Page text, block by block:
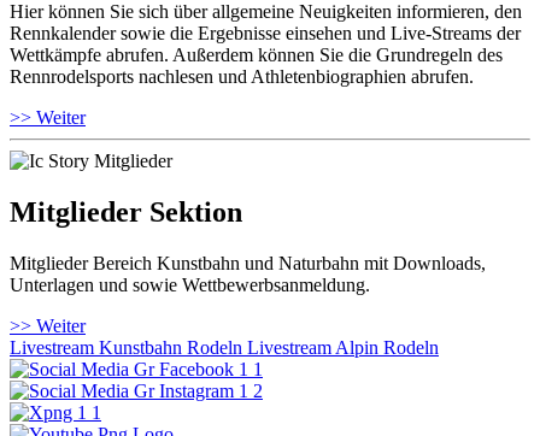
Hier können Sie sich über allgemeine Neuigkeiten informieren, den
Rennkalender sowie die Ergebnisse einsehen und Live-Streams der
Wettkämpfe abrufen. Außerdem können Sie die Grundregeln des
Rennrodelsports nachlesen und Athletenbiographien abrufen.
>> Weiter
Mitglieder Sektion
Mitglieder Bereich Kunstbahn und Naturbahn mit Downloads,
Unterlagen und sowie Wettbewerbsanmeldung.
>> Weiter
Livestream Kunstbahn Rodeln Livestream Alpin Rodeln